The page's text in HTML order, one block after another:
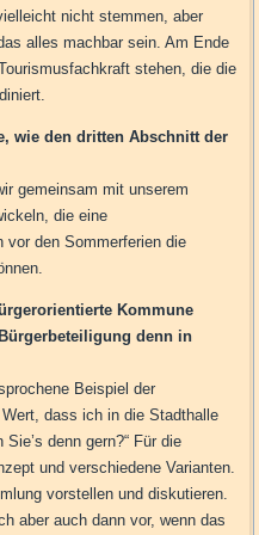
nicht stemmen, aber
alles machbar sein. Am Ende
stehen, die die
wie den dritten Abschnitt der
gemeinsam mit unserem
die eine
vor den Sommerferien die
Kommune
denn in
Beispiel der
dass ich in die Stadthalle
denn gern?“ Für die
und verschiedene Varianten.
vorstellen und diskutieren.
aber auch dann vor, wenn das